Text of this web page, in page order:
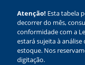
Atenção! Esta tabela
decorrer do mês,
conformidade com a
estará sujeita à
estoque. Nos
digitação.